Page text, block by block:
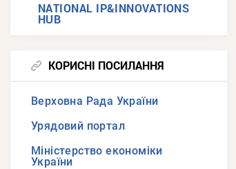
NATIONAL IP&INNOVATIONS
HUB
КОРИСНІ ПОСИЛАННЯ
Верховна Рада України
Урядовий портал
Міністерство економіки
України